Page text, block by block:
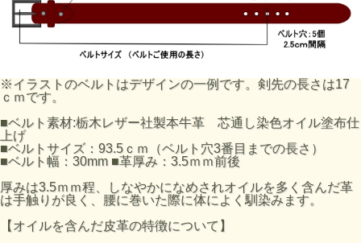
※イラストのベルトはデザインの一例です。剣先の長さは17
ｃｍです。
■ベルト素材:栃木レザー社製本牛革 芯通し染色オイル塗布仕
上げ
■ベルトサイズ：93.5ｃｍ（ベルト穴3番目までの長さ）
■ベルト幅：30mm ■革厚み：3.5ｍｍ前後
厚みは3.5ｍｍ程、しなやかになめされオイルを多く含んだ革
は手触りが良く、腰に巻いた際に体によく馴染みます。
【オイルを含んだ皮革の特徴について】